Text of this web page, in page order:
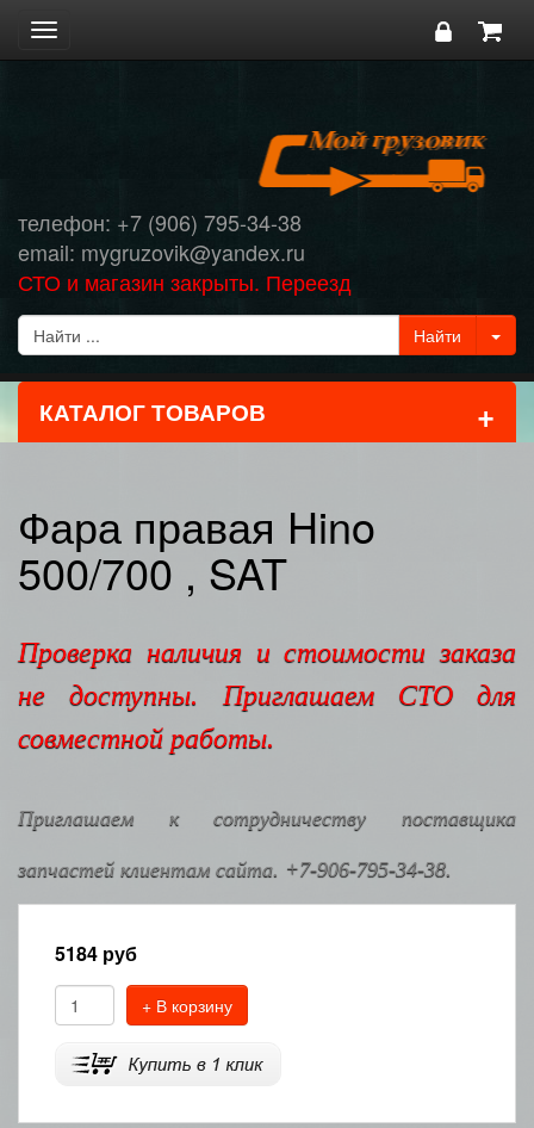
Toggle
navigation
телефон: +7 (906) 795-34-38
email: mygruzovik@yandex.ru
СТО и магазин закрыты. Переезд
КАТАЛОГ ТОВАРОВ +
Фара правая Hino
500/700 , SAT
Проверка наличия и стоимости заказа
не доступны. Приглашаем СТО для
совместной работы.
Приглашаем к сотрудничеству поставщика
запчастей клиентам сайта. +7-906-795-34-38.
5184 руб
+ В корзину